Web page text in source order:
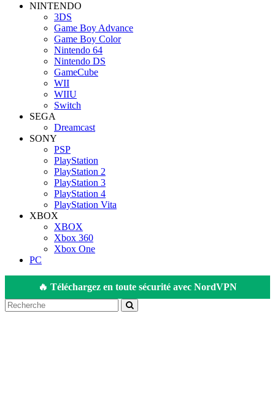
NINTENDO
3DS
Game Boy Advance
Game Boy Color
Nintendo 64
Nintendo DS
GameCube
WII
WIIU
Switch
SEGA
Dreamcast
SONY
PSP
PlayStation
PlayStation 2
PlayStation 3
PlayStation 4
PlayStation Vita
XBOX
XBOX
Xbox 360
Xbox One
PC
🔥 Téléchargez en toute sécurité avec NordVPN